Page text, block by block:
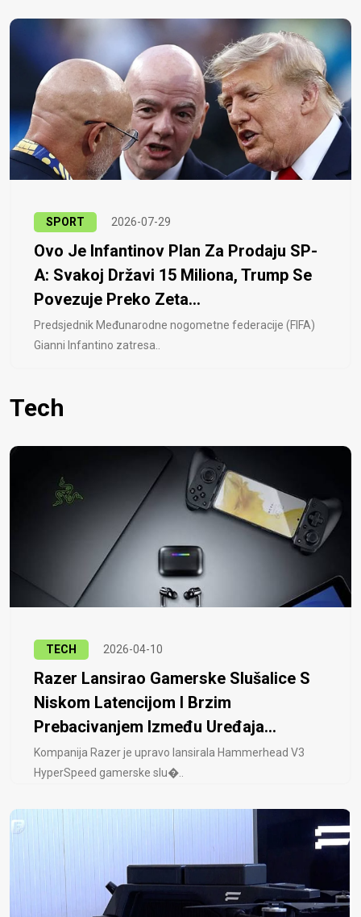
SPORT 2026-07-29
Ovo Je Infantinov Plan Za Prodaju SP-
A: Svakoj Državi 15 Miliona, Trump Se
Povezuje Preko Zeta...
Predsjednik Međunarodne nogometne federacije (FIFA)
Gianni Infantino zatresa..
Tech
TECH 2026-04-10
Razer Lansirao Gamerske Slušalice S
Niskom Latencijom I Brzim
Prebacivanjem Između Uređaja...
Kompanija Razer je upravo lansirala Hammerhead V3
HyperSpeed ​​gamerske slu�..